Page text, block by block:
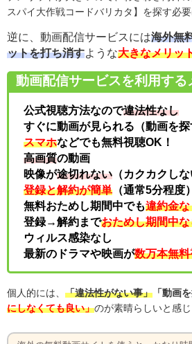
スパイ大作戦コードバリカタ】を探す必要
逆に、動画配信サービスには海外無
ットを打ち消す ような大きなメリッ
動画配信サービスを利用する
公式視聴方法なので違法性なし
すぐに動画が見られる（動画を探
スマホなどでも無料視聴OK！
高画質の動画
映像が途切れない （カクカクしな
登録と解約が簡単 （通常5分程度）
無料おためし期間中でも違約金な
登録→解約までおためし期間中
ウィルス感染なし
最新のドラマや映画が数万本無料
個人的には、 「違法性がない事」 「動画
にしなくても良い」のが素晴らしいと感じ